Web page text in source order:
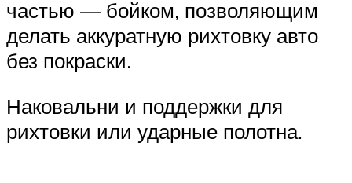
частью — бойком, позволяющим
делать аккуратную рихтовку авто
без покраски.
Наковальни и поддержки для
рихтовки или ударные полотна.